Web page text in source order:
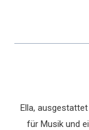
Ella,
für Musik und